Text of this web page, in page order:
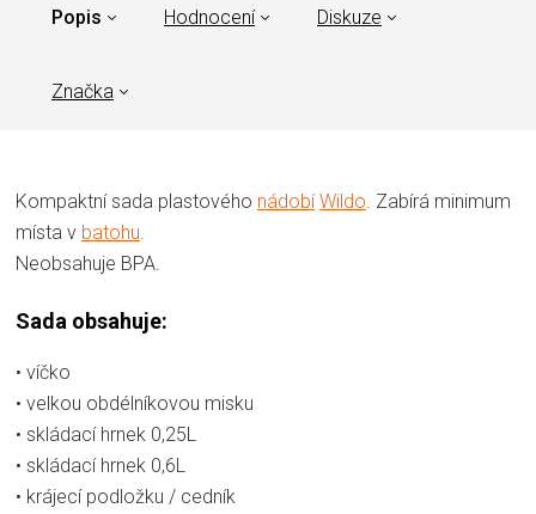
Popis Hodnocení Diskuze
Značka
Kompaktní sada plastového nádobí Wildo . Zabírá minimum
místa v batohu
Neobsahuje BPA.
Sada obsahuje:
• víčko
• velkou obdélníkovou misku
• skládací hrnek 0,25L
• skládací hrnek 0,6L
• krájecí podložku / cedník